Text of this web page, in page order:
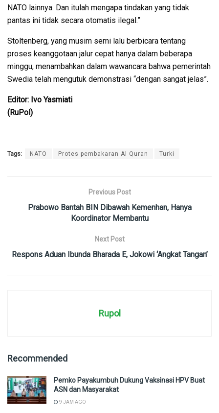
NATO lainnya. Dan itulah mengapa tindakan yang tidak
pantas ini tidak secara otomatis ilegal.”
Stoltenberg, yang musim semi lalu berbicara tentang
proses keanggotaan jalur cepat hanya dalam beberapa
minggu, menambahkan dalam wawancara bahwa pemerintah
Swedia telah mengutuk demonstrasi “dengan sangat jelas”.
Editor: Ivo Yasmiati
(RuPol)
Tags: NATO Protes pembakaran Al Quran Turki
Previous Post
Prabowo Bantah BIN Dibawah Kemenhan, Hanya
Koordinator Membantu
Next Post
Respons Aduan Ibunda Bharada E, Jokowi ‘Angkat Tangan’
Rupol
Recommended
Pemko Payakumbuh Dukung Vaksinasi HPV Buat
ASN dan Masyarakat
9 JAM AGO